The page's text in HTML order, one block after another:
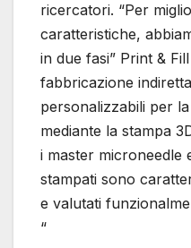
ricercatori. “Per
caratteristiche,
in due fasi” Print &
fabbricazione
personalizzabili per
mediante la stampa
i master microneedle
stampati sono
e valutati
“